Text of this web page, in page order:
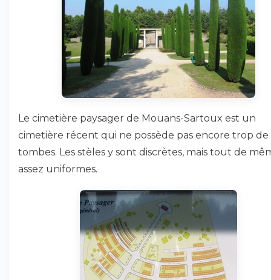
Le cimetière paysager de Mouans-Sartoux est un
cimetière récent qui ne possède pas encore trop de
tombes. Les stèles y sont discrètes, mais tout de
assez uniformes.